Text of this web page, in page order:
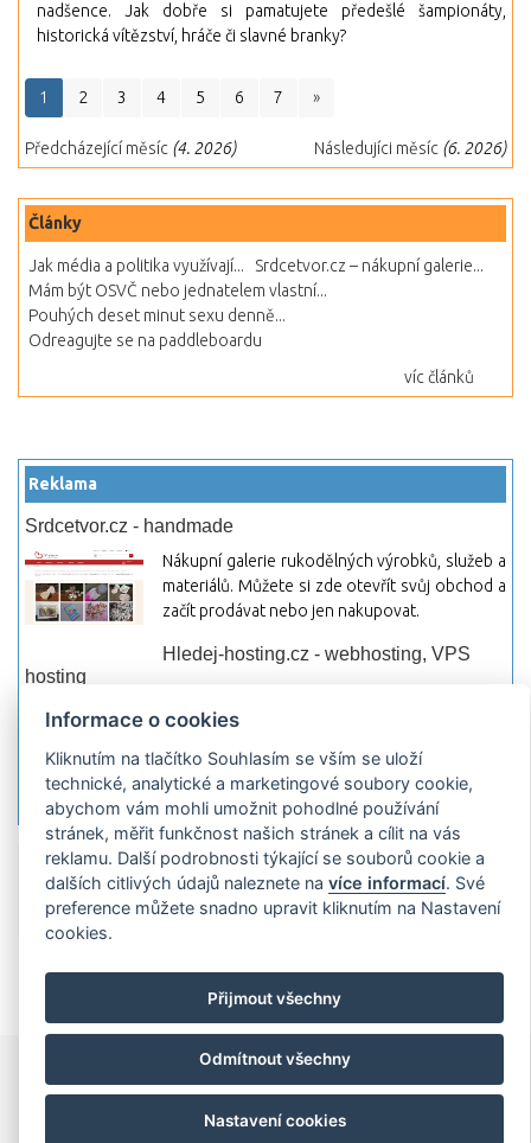
nadšence. Jak dobře si pamatujete předešlé šampionáty,
historická vítězství, hráče či slavné branky?
1 2 3 4 5 6 7 »
Předcházející měsíc (4. 2026) Následujíci měsíc (6. 2026)
Články
Jak média a politika využívají...
Srdcetvor.cz – nákupní galerie...
Mám být OSVČ nebo jednatelem vlastní...
Pouhých deset minut sexu denně...
Odreagujte se na paddleboardu
víc článků
Reklama
Srdcetvor.cz - handmade
Nákupní galerie rukodělných výrobků, služeb a
materiálů. Můžete si zde otevřít svůj obchod a
začít prodávat nebo jen nakupovat.
Hledej-hosting.cz - webhosting, VPS
hosting
Přehled webhostingových, multihosting a VPS
pokročilého vyhledávání a porovnávání.
Najděte si jednoduše vhodný hosting.
Přidat server Propagace Co je RSS o
rssMonitor.cz Partneři Reklama Podmínky používání Ochrana
osobních údajů Kontakt
Informace o cookies
Kliknutím na tlačítko Souhlasím se vším se uloží
technické, analytické a marketingové soubory cookie,
abychom vám mohli umožnit pohodlné používání
stránek, měřit funkčnost našich stránek a cílit na vás
reklamu. Další podrobnosti týkající se souborů cookie a
dalších citlivých údajů naleznete navíce informací. Své
preference můžete snadno upravit kliknutím na Nastavení
cookies.
Přijmout všechny
Odmítnout všechny
Nastavení cookies